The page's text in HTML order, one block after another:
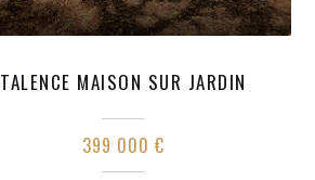
TALENCE MAISON SUR JARDIN
399 000 €